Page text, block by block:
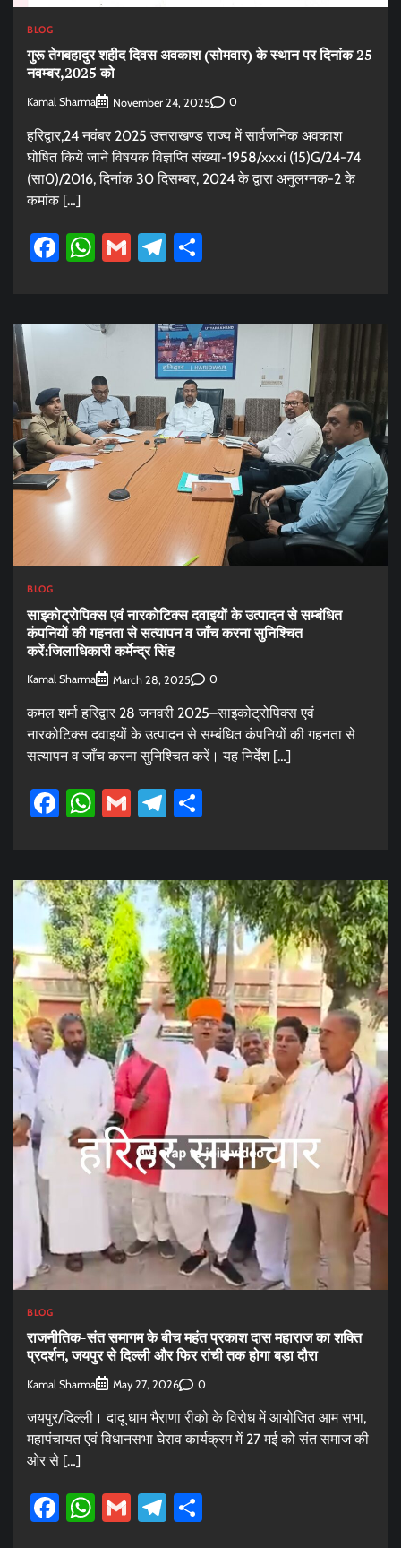
BLOG
गुरू तेगबहादुर शहीद दिवस अवकाश (सोमवार) के स्थान पर दिनांक 25
नवम्बर,2025 को
Kamal Sharma November 24, 2025 0
हरिद्वार,24 नवंबर 2025 उत्तराखण्ड राज्य में सार्वजनिक अवकाश
घोषित किये जाने विषयक विज्ञप्ति संख्या-1958/xxxi (15)G/24-74
(सा0)/2016, दिनांक 30 दिसम्बर, 2024 के द्वारा अनुलग्नक-2 के
कमांक […]
Facebook
WhatsApp
GmailTelegram
BLOG
साइकोट्रोपिक्स एवं नारकोटिक्स दवाइयों के उत्पादन से सम्बंधित
कंपनियों की गहनता से सत्यापन व जाँच करना सुनिश्चित
करें:जिलाधिकारी कर्मेन्द्र सिंह
Kamal Sharma March 28, 2025 0
कमल शर्मा हरिद्वार 28 जनवरी 2025–साइकोट्रोपिक्स एवं
नारकोटिक्स दवाइयों के उत्पादन से सम्बंधित कंपनियों की गहनता से
सत्यापन व जाँच करना सुनिश्चित करें। यह निर्देश […]
Facebook
WhatsApp
GmailTelegram
BLOG
राजनीतिक-संत समागम के बीच महंत प्रकाश दास महाराज का शक्ति
प्रदर्शन, जयपुर से दिल्ली और फिर रांची तक होगा बड़ा दौरा
Kamal Sharma May 27, 2026 0
जयपुर/दिल्ली। दादू धाम भैराणा रीको के विरोध में आयोजित आम सभा,
महापंचायत एवं विधानसभा घेराव कार्यक्रम में 27 मई को संत समाज की
ओर से […]
Facebook
WhatsApp
GmailTelegram